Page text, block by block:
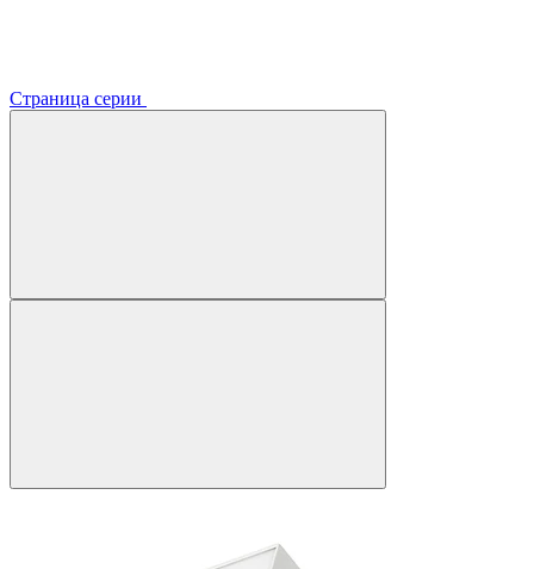
Страница серии